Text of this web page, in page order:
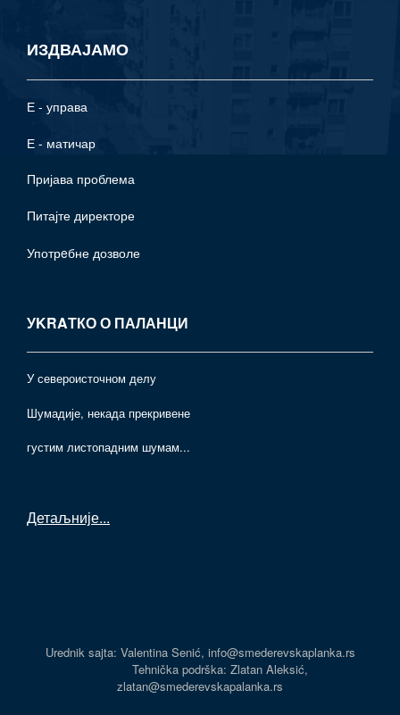
ИЗДВАЈАМО
Е - управа
Е - матичар
Пријава проблема
Питајте директоре
Употрeбне дозволе
УKRAТКО О ПАЛАНЦИ
У североисточном делу
Шумадије, некада прекривене
густим листопадним шумам...
Детаљније...
Urednik sajta: Valentina Senić, info@smederevskaplanka.rs
Tehnička podrška: Zlatan Aleksić,
zlatan@smederevskapalanka.rs